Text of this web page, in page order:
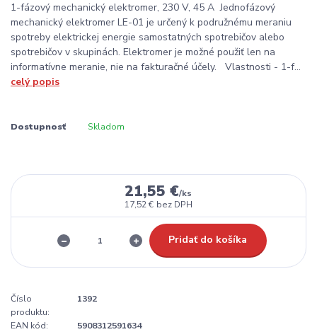
1-fázový mechanický elektromer, 230 V, 45 A Jednofázový
mechanický elektromer LE-01 je určený k podružnému meraniu
spotreby elektrickej energie samostatných spotrebičov alebo
spotrebičov v skupinách. Elektromer je možné použiť len na
informatívne meranie, nie na fakturačné účely. Vlastnosti - 1-f...
celý popis
Dostupnosť Skladom
21,55 €/ks
17,52 € bez DPH
Pridať do košíka
Číslo
produktu:
1392
EAN kód:
5908312591634